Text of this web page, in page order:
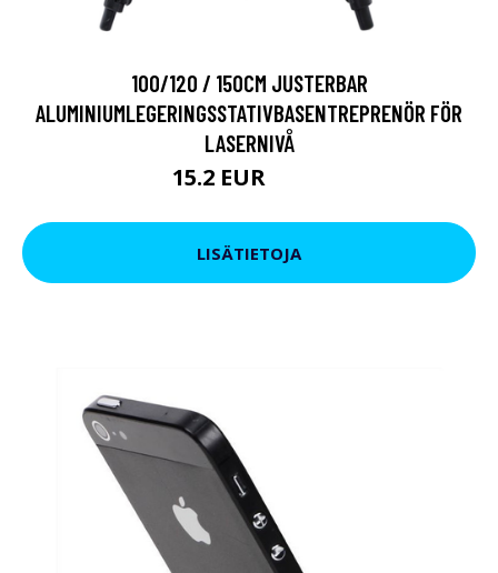
100/120 / 150CM JUSTERBAR
ALUMINIUMLEGERINGSSTATIVBASENTREPRENÖR FÖR
LASERNIVÅ
15.2 EUR
LISÄTIETOJA